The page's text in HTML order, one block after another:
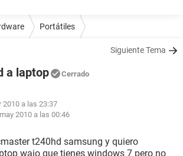
Portátiles
Siguiente Tema
a laptop Cerrado
2010 a las 23:37
2010 a las 00:46
t240hd samsung y quiero
waio que tienes windows 7 pero no